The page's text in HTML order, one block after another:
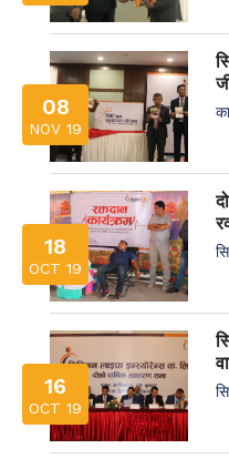
08
NOV 19
18
OCT 19
16
OCT 19